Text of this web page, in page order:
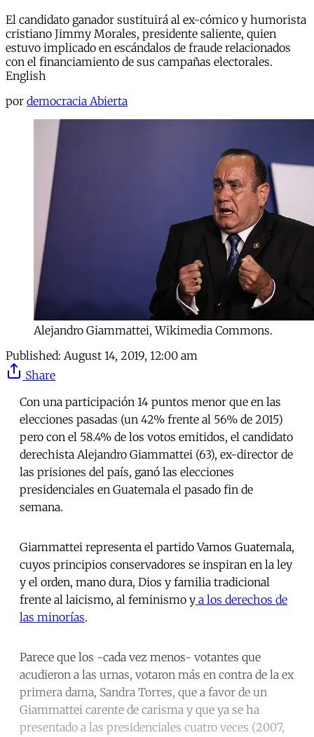
El candidato ganador sustituirá al ex-cómico y humorista
cristiano Jimmy Morales, presidente saliente, quien
estuvo implicado en escándalos de fraude relacionados
con el financiamiento de sus campañas electorales.
English
por democracia Abierta
Alejandro Giammattei, Wikimedia Commons.
Published: August 14, 2019, 12:00 am
Share
Con una participación 14 puntos menor que en las
elecciones pasadas (un 42% frente al 56% de 2015)
pero con el 58.4% de los votos emitidos, el candidato
derechista Alejandro Giammattei (63), ex-director de
las prisiones del país, ganó las elecciones
presidenciales en Guatemala el pasado fin de
semana.
Giammattei representa el partido Vamos Guatemala,
cuyos principios conservadores se inspiran en la ley
y el orden, mano dura, Dios y familia tradicional
frente al laicismo, al feminismo y a los derechos de
las minorías.
Parece que los -cada vez menos- votantes que
acudieron a las urnas, votaron más en contra de la ex
primera dama, Sandra Torres, que a favor de un
Giammattei carente de carisma y que ya se ha
presentado a las presidenciales cuatro veces (2007,